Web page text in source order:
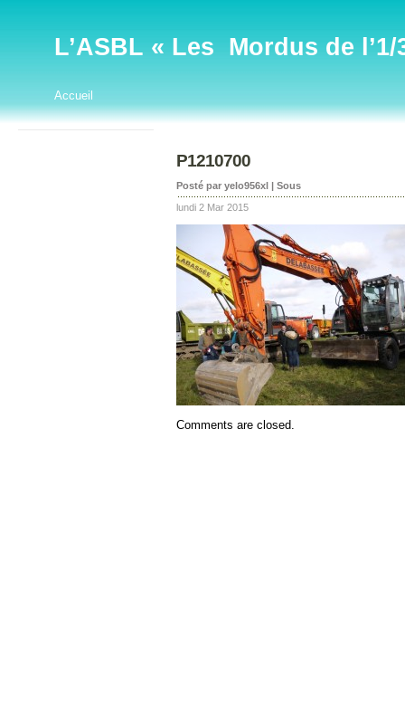
L’ASBL « Les Mordus de l’1/
Accueil
P1210700
Posté par yelo956xl | Sous
lundi 2 Mar 2015
Comments are closed.